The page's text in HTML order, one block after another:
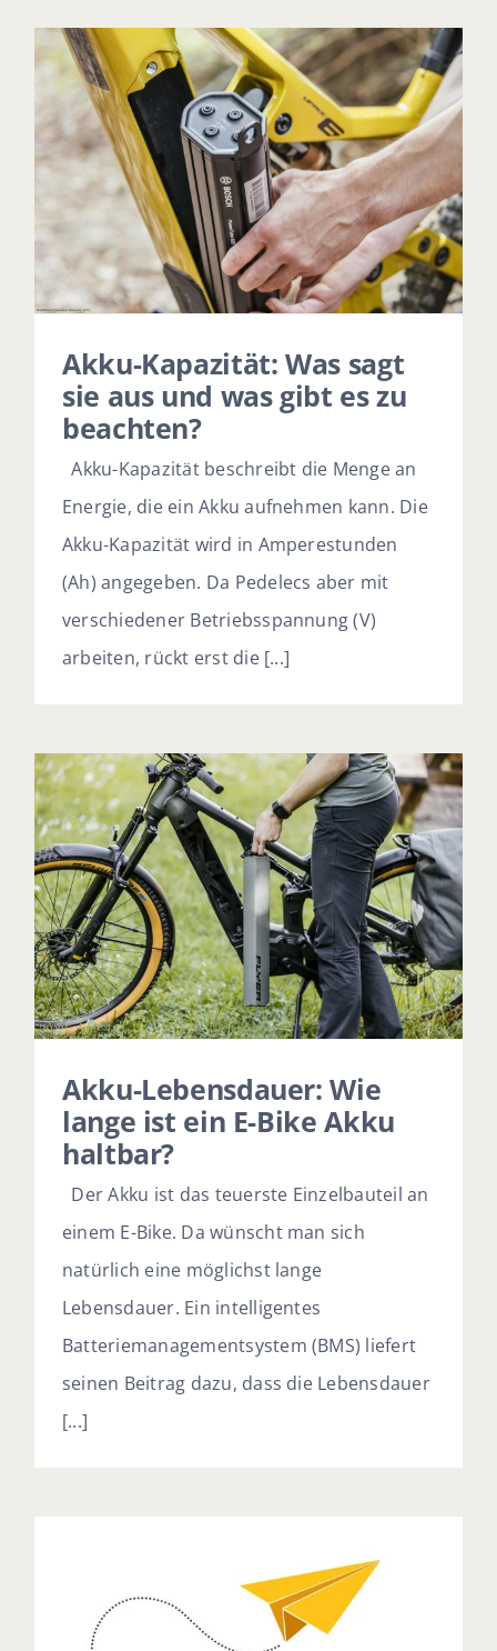
Akku-Kapazität: Was sagt
sie aus und was gibt es zu
beachten?
Akku-Kapazität beschreibt die Menge an
Energie, die ein Akku aufnehmen kann. Die
Akku-Kapazität wird in Amperestunden
(Ah) angegeben. Da Pedelecs aber mit
verschiedener Betriebsspannung (V)
arbeiten, rückt erst die [...]
Akku-Lebensdauer: Wie
lange ist ein E-Bike Akku
haltbar?
Der Akku ist das teuerste Einzelbauteil an
einem E-Bike. Da wünscht man sich
natürlich eine möglichst lange
Lebensdauer. Ein intelligentes
Batteriemanagementsystem (BMS) liefert
seinen Beitrag dazu, dass die Lebensdauer
[...]